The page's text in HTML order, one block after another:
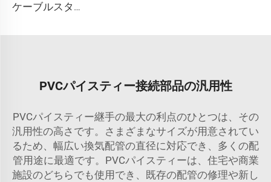
ケーブルスタッカー
PVCパイスティー接続部品の汎用性
PVCパイスティー継手の最大の利点のひとつは、その
汎用性の高さです。さまざまなサイズが用意されてい
るため、幅広い換気配管の直径に対応でき、多くの配
管用途に最適です。PVCパイスティーは、住宅や商業
施設のどちらでも使用でき、既存の配管の修理や新し